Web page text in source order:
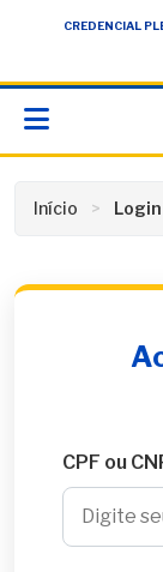
conteúdoCREDENCIAL
Início
CPF ou